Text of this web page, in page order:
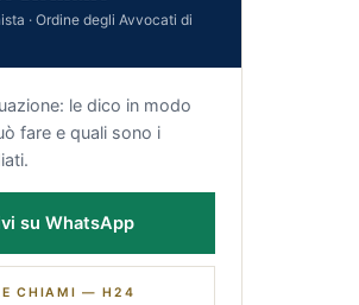
· Ordine degli Avvocati di
le dico in modo
fare e quali sono i
su WhatsApp
CHIAMI — H24